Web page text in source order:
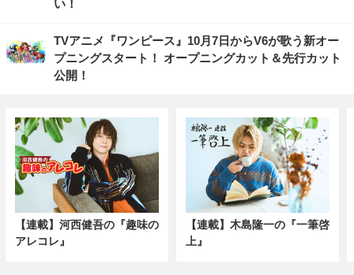
い！
TVアニメ『ワンピース』10月7日からV6が歌う新オー
プニングスタート！ オープニングカット＆先行カット
公開！
【連載】河西健吾の『趣味の
アレコレ』
【連載】木島隆一の『一筆啓
上』